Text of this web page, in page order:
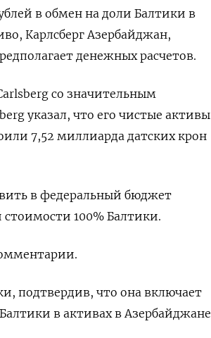
в обмен на доли Балтики в
Карлсберг Азербайджан,
денежных расчетов.
со значительным
указал, что его чистые активы
7,52 миллиарда датских крон
в федеральный бюджет
100% Балтики.
подтвердив, что она включает
в активах в Азербайджане